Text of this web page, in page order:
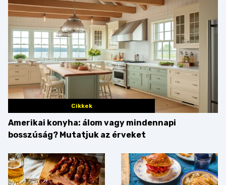
Cikkek
Amerikai konyha: álom vagy mindennapi
bosszúság? Mutatjuk az érveket